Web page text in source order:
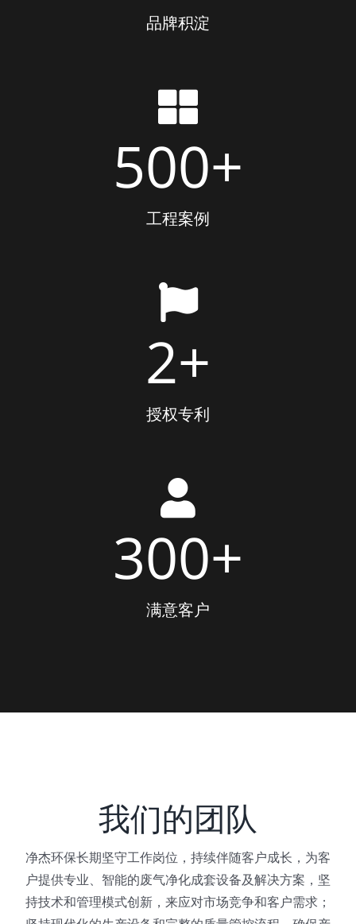
品牌积淀
500+
工程案例
2+
授权专利
300+
满意客户
我们的团队
净杰环保长期坚守工作岗位，持续伴随客户成长，为客
户提供专业、智能的废气净化成套设备及解决方案，坚
持技术和管理模式创新，来应对市场竞争和客户需求；